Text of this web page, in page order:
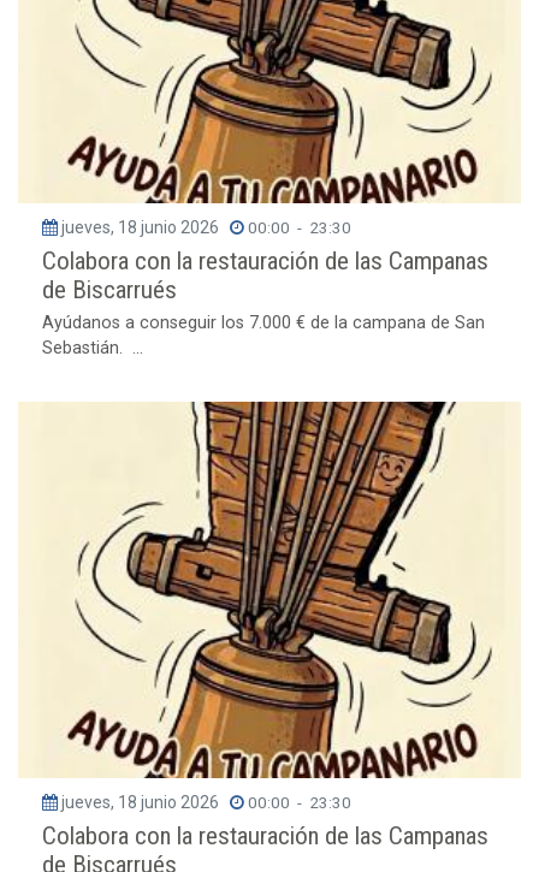
jueves, 18 junio 2026 00:00 - 23:30
Colabora con la restauración de las Campanas
de Biscarrués
Ayúdanos a conseguir los 7.000 € de la campana de San
Sebastián. ...
jueves, 18 junio 2026 00:00 - 23:30
Colabora con la restauración de las Campanas
de Biscarrués